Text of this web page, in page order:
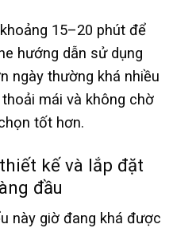
15–20 phút để
hướng dẫn sử dụng
ngày thường khá nhiều
mái và không chờ
tốt hơn.
kế và lắp đặt
đầu
này giờ đang khá được